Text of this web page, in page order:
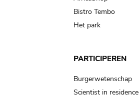
Bistro Tembo
Het park
PARTICIPEREN
Burgerwetenschap
Scientist in residence